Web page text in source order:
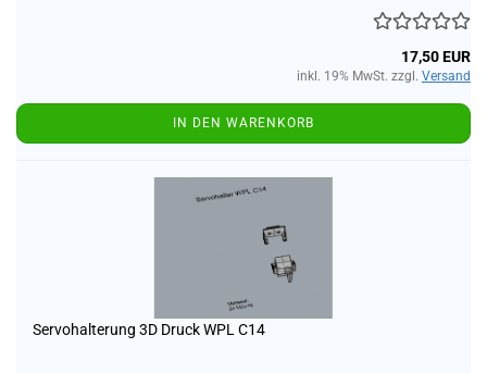
17,50 EUR
inkl. 19% MwSt. zzgl. Versand
IN DEN WARENKORB
Servohalterung 3D Druck WPL C14